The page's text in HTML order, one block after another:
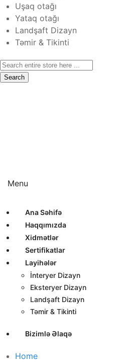
Uşaq otağı
Yataq otağı
Landşaft Dizayn
Təmir & Tikinti
Search
Menu
Ana Səhifə
Haqqımızda
Xidmətlər
Sertifikatlar
Layihələr
İnteryer Dizayn
Eksteryer Dizayn
Landşaft Dizayn
Təmir & Tikinti
Bizimlə Əlaqə
Home